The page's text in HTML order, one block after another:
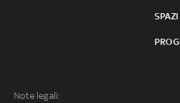
Note legali: